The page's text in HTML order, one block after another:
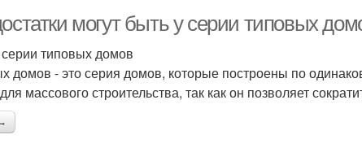
могут быть у серии типовых
типовых домов
домов - это серия домов, которые построены по
массового строительства, так как он позволяет